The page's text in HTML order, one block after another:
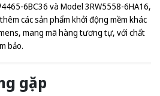
6BC36 và Model 3RW5558-6HA16,
các sản phẩm khởi động mềm khác
mang mã hàng tương tự, với chất
bảo.
gặp